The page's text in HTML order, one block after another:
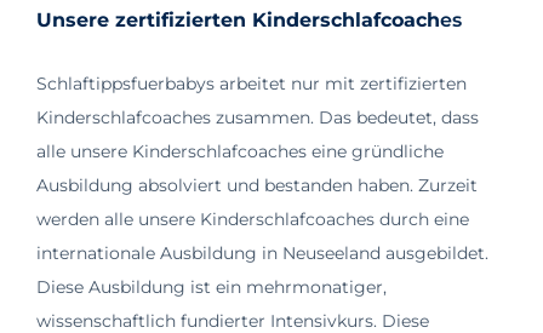
Unsere zertifizierten Kinderschlafcoaches
Schlaftippsfuerbabys arbeitet nur mit zertifizierten
Kinderschlafcoaches zusammen. Das bedeutet, dass
alle unsere Kinderschlafcoaches eine gründliche
Ausbildung absolviert und bestanden haben. Zurzeit
werden alle unsere Kinderschlafcoaches durch eine
internationale Ausbildung in Neuseeland ausgebildet.
Diese Ausbildung ist ein mehrmonatiger,
wissenschaftlich fundierter Intensivkurs. Diese